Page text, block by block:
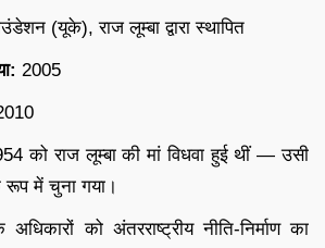
(यूके), राज लूम्बा द्वारा स्थापित
2005
को राज लूम्बा की मां विधवा हुई थीं — उसी
रूप में चुना गया।
को अंतरराष्ट्रीय नीति-निर्माण का